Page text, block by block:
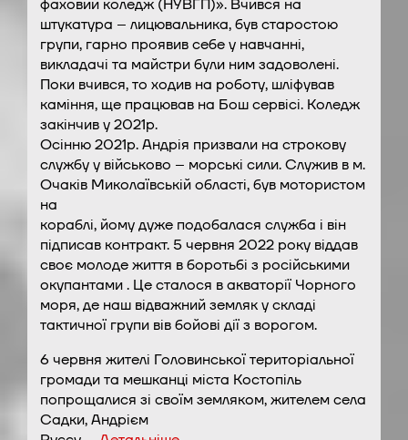
фаховий коледж (НУВГП)». Вчився на
штукатура – лицювальника, був старостою
групи, гарно проявив себе у навчанні,
викладачі та майстри були ним задоволені.
Поки вчився, то ходив на роботу, шліфував
каміння, ще працював на Бош сервісі. Коледж
закінчив у 2021р.
Осінню 2021р. Андрія призвали на строкову
службу у військово – морські сили. Служив в м.
Очаків Миколаївській області, був мотористом
на
кораблі, йому дуже подобалася служба і він
підписав контракт. 5 червня 2022 року віддав
своє молоде життя в боротьбі з російськими
окупантами . Це сталося в акваторії Чорного
моря, де наш відважний земляк у складі
тактичної групи вів бойові дії з ворогом.
6 червня жителі Головинської територіальної
громади та мешканці міста Костопіль
попрощалися зі своїм земляком, жителем села
Садки, Андрієм